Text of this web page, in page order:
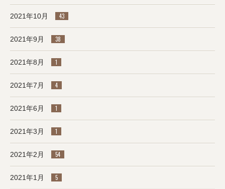
2021年10月 43
2021年9月 38
2021年8月 1
2021年7月 4
2021年6月 1
2021年3月 1
2021年2月 54
2021年1月 5